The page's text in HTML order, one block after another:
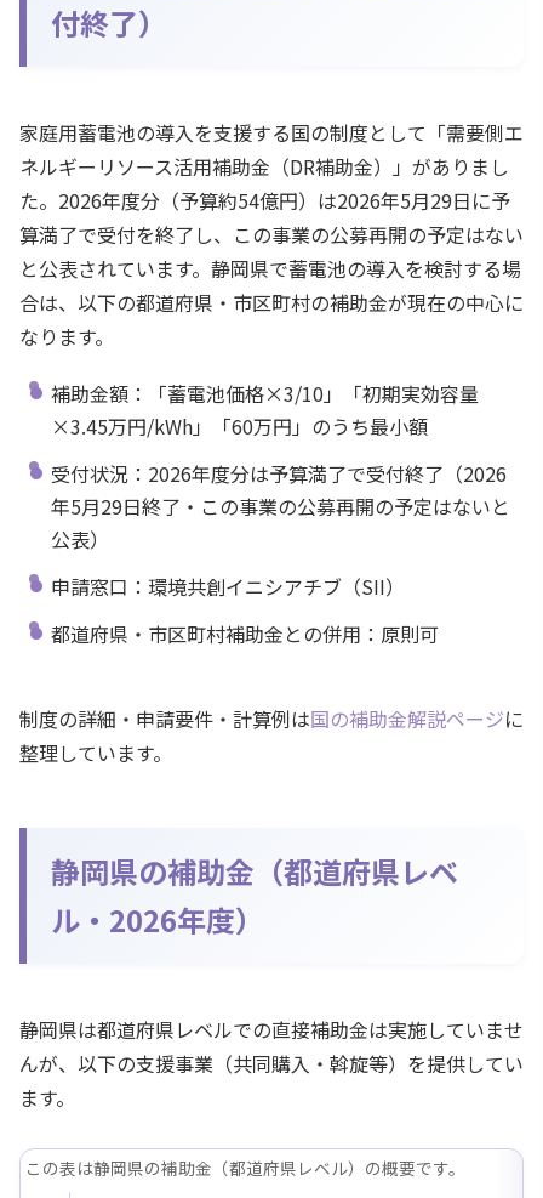
付終了）
家庭用蓄電池の導入を支援する国の制度として「需要側エ
ネルギーリソース活用補助金（DR補助金）」がありまし
た。2026年度分（予算約54億円）は2026年5月29日に予
算満了で受付を終了し、この事業の公募再開の予定はない
と公表されています。静岡県で蓄電池の導入を検討する場
合は、以下の都道府県・市区町村の補助金が現在の中心に
なります。
補助金額：「蓄電池価格×3/10」「初期実効容量
×3.45万円/kWh」「60万円」のうち最小額
受付状況：2026年度分は予算満了で受付終了（2026
年5月29日終了・この事業の公募再開の予定はないと
公表）
申請窓口：環境共創イニシアチブ（SII）
都道府県・市区町村補助金との併用：原則可
制度の詳細・申請要件・計算例は国の補助金解説ページに
整理しています。
静岡県の補助金（都道府県レベ
ル・2026年度）
静岡県は都道府県レベルでの直接補助金は実施していませ
んが、以下の支援事業（共同購入・斡旋等）を提供してい
ます。
この表は静岡県の補助金（都道府県レベル）の概要です。